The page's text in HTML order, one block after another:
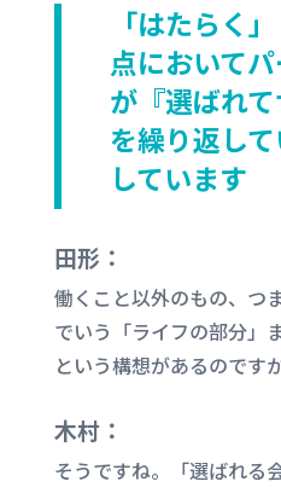
「はたらく
点において
が『選ばれて
を繰り返し
しています
田形：
働くこと以外のもの、つ
でいう「ライフの部分」
という構想があるのです
木村：
そうですね。「選ばれる